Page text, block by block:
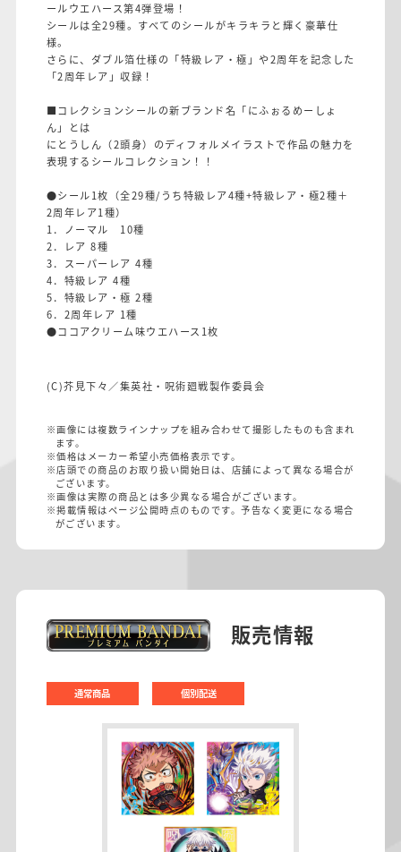
ールウエハース第4弾登場！
シールは全29種。すべてのシールがキラキラと輝く豪華仕
様。
さらに、ダブル箔仕様の「特級レア・極」や2周年を記念した
「2周年レア」収録！
■コレクションシールの新ブランド名「にふぉるめーしょ
ん」とは
にとうしん（2頭身）のディフォルメイラストで作品の魅力を
表現するシールコレクション！！
●シール1枚（全29種/うち特級レア4種+特級レア・極2種＋
2周年レア1種）
1．ノーマル 10種
2．レア 8種
3．スーパーレア 4種
4．特級レア 4種
5．特級レア・極 2種
6．2周年レア 1種
●ココアクリーム味ウエハース1枚
(C)芥見下々／集英社・呪術廻戦製作委員会
※画像には複数ラインナップを組み合わせて撮影したものも含まれ
ます。
※価格はメーカー希望小売価格表示です。
※店頭での商品のお取り扱い開始日は、店舗によって異なる場合が
ございます。
※画像は実際の商品とは多少異なる場合がございます。
※掲載情報はページ公開時点のものです。予告なく変更になる場合
がございます。
販売情報
通常商品 個別配送